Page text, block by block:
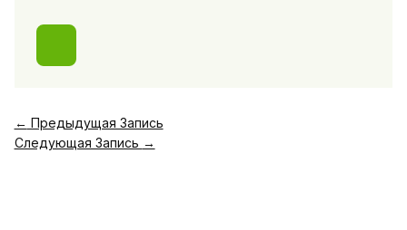
← Предыдущая Запись
Следующая Запись →